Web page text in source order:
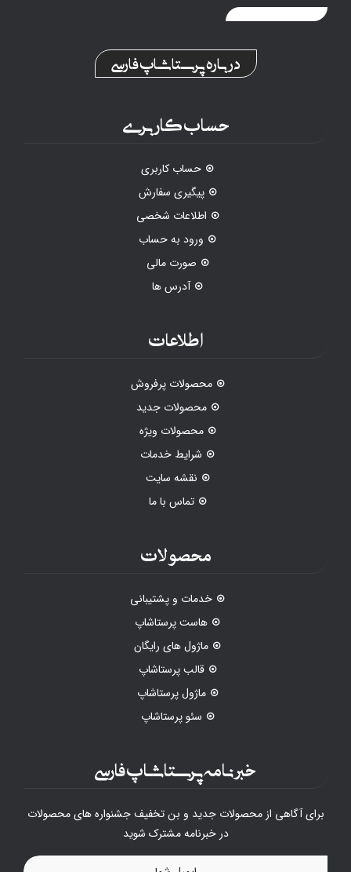
درباره پرستاشاپ فارسی
حساب کاربری
حساب کاربری
پیگیری سفارش
اطلاعات شخصی
ورود به حساب
صورت مالی
آدرس ها
اطلاعات
محصولات پرفروش
محصولات جدید
محصولات ویژه
شرایط خدمات
نقشه سایت
تماس با ما
محصولات
خدمات و پشتیبانی
هاست پرستاشاپ
ماژول های رایگان
قالب پرستاشاپ
ماژول پرستاشاپ
سئو پرستاشاپ
خبرنامه پرستاشاپ فارسی
برای آگاهی از محصولات جدید و بن تخفیف جشنواره های محصولات
در خبرنامه مشترک شوید